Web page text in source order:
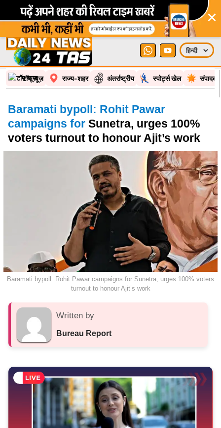
×
टॉप न्यूज़ राज्य-शहर अंतर्राष्ट्रीय स्पोर्ट्स खेल
Baramati bypoll: Rohit Pawar
campaigns for Sunetra, urges 100%
voters turnout to honour Ajit’s work
Baramati bypoll: Rohit Pawar campaigns for Sunetra, urges 100% voters
turnout to honour Ajit’s work
Written by
Bureau Report